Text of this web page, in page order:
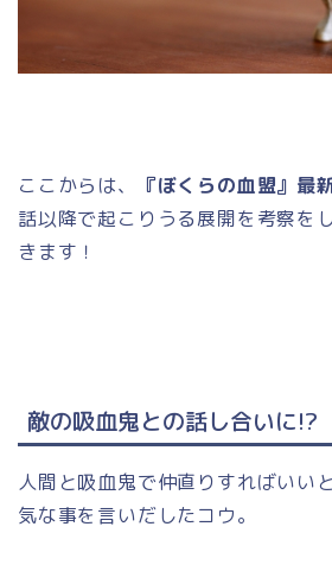
ここからは、 『ぼくらの血盟』最
話以降で起こりうる展開を考察を
きます！
敵の吸血鬼との話し合いに!?
人間と吸血鬼で仲直りすればいい
気な事を言いだしたコウ。